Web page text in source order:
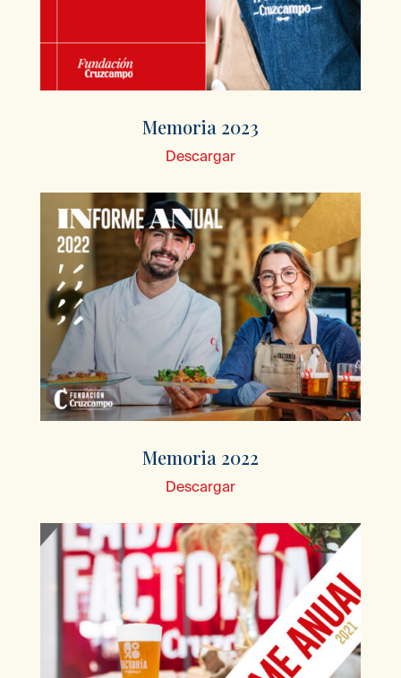
Memoria 2023
Descargar
Memoria 2022
Descargar